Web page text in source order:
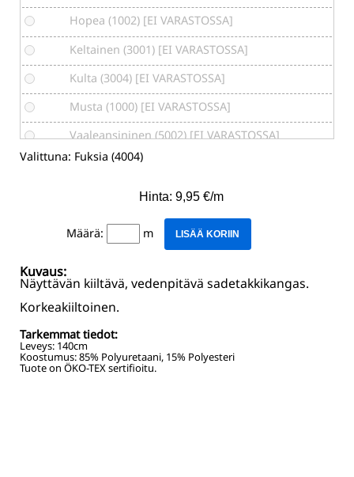
Hopea (1002) [EI VARASTOSSA]
Keltainen (3001) [EI VARASTOSSA]
Kulta (3004) [EI VARASTOSSA]
Musta (1000) [EI VARASTOSSA]
Vaaleansininen (5002) [EI VARASTOSSA]
Valittuna: Fuksia (4004)
Hinta: 9,95 €/m
Määrä: m LISÄÄ KORIIN
Kuvaus:
Näyttävän kiiltävä, vedenpitävä sadetakkikangas.
Korkeakiiltoinen.
Tarkemmat tiedot:
Leveys: 140cm
Koostumus:85% Polyuretaani, 15% Polyesteri
Tuote on ÖKO-TEX sertifioitu.